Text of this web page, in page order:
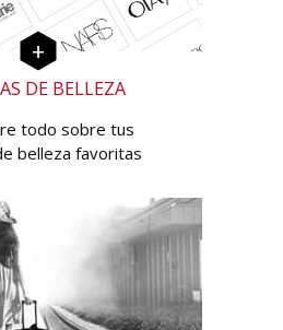
DE BELLEZA
todo sobre tus
belleza favoritas